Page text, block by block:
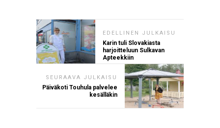
EDELLINEN JULKAISU
Karin tuli Slovakiasta
harjoitteluun Sulkavan
Apteekkiin
SEURAAVA JULKAISU
Päiväkoti Touhula palvelee
kesälläkin